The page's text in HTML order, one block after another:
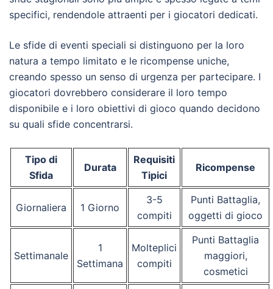
specifici, rendendole attraenti per i giocatori dedicati.
Le sfide di eventi speciali si distinguono per la loro
natura a tempo limitato e le ricompense uniche,
creando spesso un senso di urgenza per partecipare. I
giocatori dovrebbero considerare il loro tempo
disponibile e i loro obiettivi di gioco quando decidono
su quali sfide concentrarsi.
Tipo di
Sfida
Durata
Requisiti
Tipici
Ricompense
Giornaliera 1 Giorno
3-5
compiti
Punti Battaglia,
oggetti di gioco
Settimanale
1
Settimana
Molteplici
compiti
Punti Battaglia
maggiori,
cosmetici